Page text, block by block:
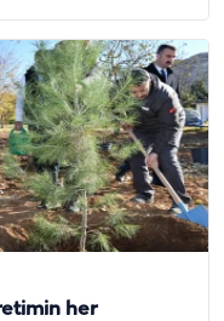
her